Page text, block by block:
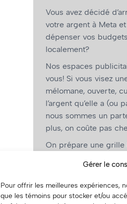
Gérer le
Pour offrir les meilleures expériences,
que les témoins pour stocker et/ou
Vous avez décidé
votre argent à Meta
dépenser vos
localement?
Nos espaces
vous! Si vous visez
mélomane, ouverte,
l’argent qu’elle a (ou
nous sommes un
plus, on coûte pas
On prépare une grille
vous, les artistes!)